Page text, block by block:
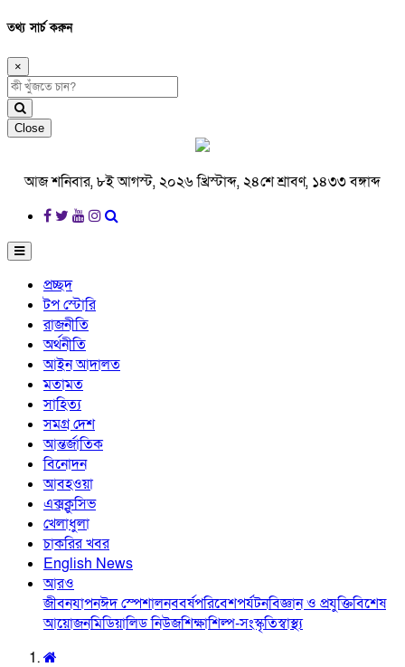
তথ্য সার্চ করুন
×
Close
আজ শনিবার, ৮ই আগস্ট, ২০২৬ খ্রিস্টাব্দ, ২৪শে শ্রাবণ, ১৪৩৩ বঙ্গাব্দ
প্রচ্ছদ
টপ স্টোরি
রাজনীতি
অর্থনীতি
আইন আদালত
মতামত
সাহিত্য
সমগ্র দেশ
আন্তর্জাতিক
বিনোদন
আবহওয়া
এক্সক্লুসিভ
খেলাধুলা
চাকরির খবর
English News
আরও
জীবনযাপনঈদ স্পেশালনববর্ষপরিবেশপর্যটনবিজ্ঞান ও প্রযুক্তিবিশেষ
আয়োজনমিডিয়ালিড নিউজশিক্ষাশিল্প-সংস্কৃতিস্বাস্থ্য